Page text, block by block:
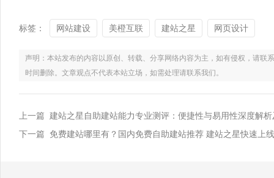
标签： 网站建设 美橙互联 建站之星 网页设计
声明：本站发布的内容以原创、转载、分享网络内容为主，如有侵权，请
时间删除。文章观点不代表本站立场，如需处理请联系我们。
上一篇 建站之星自助建站能力专业测评：便捷性与易用性深度解
下一篇 免费建站哪里有？国内免费自助建站推荐 建站之星快速上